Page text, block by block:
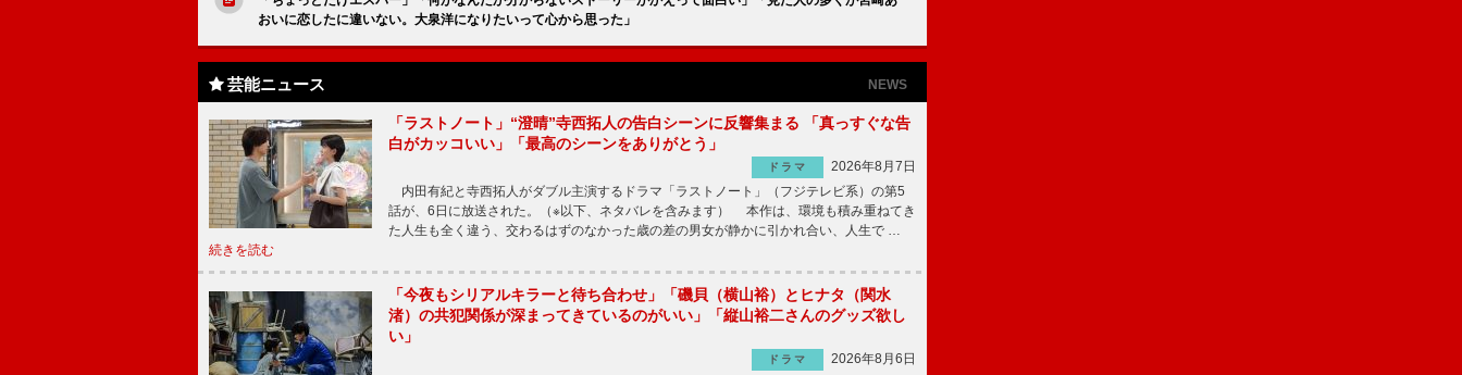
おいに恋したに違いない。大泉洋になりたいって心から思った」
芸能ニュース NEWS
「ラストノート」“澄晴”寺西拓人の告白シーンに反響集まる 「真っすぐな告
白がカッコいい」「最高のシーンをありがとう」
ドラマ
2026年8月7日
内田有紀と寺西拓人がダブル主演するドラマ「ラストノート」（フジテレビ系）の第5
話が、6日に放送された。（※以下、ネタバレを含みます） 本作は、環境も積み重ねてき
た人生も全く違う、交わるはずのなかった歳の差の男女が静かに引かれ合い、人生で …
続きを読む
「今夜もシリアルキラーと待ち合わせ」「磯貝（横山裕）とヒナタ（関水
渚）の共犯関係が深まってきているのがいい」「縦山裕二さんのグッズ欲し
い」
ドラマ
2026年8月6日